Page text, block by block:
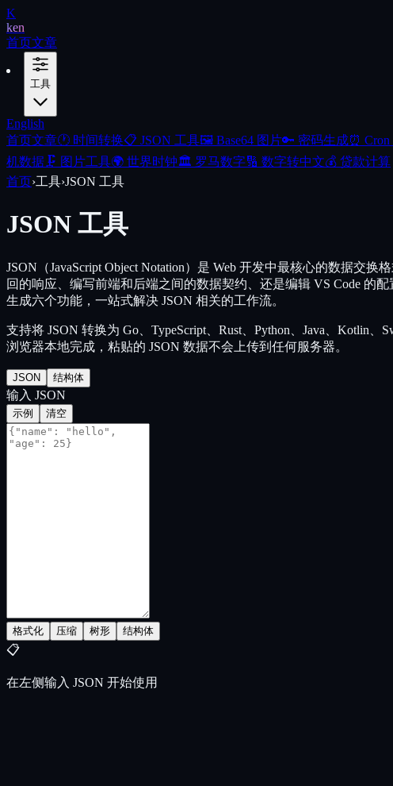
K
ken
首页文章
工具
English
首页文章🕐 时间转换📋 JSON 工具🖼️ Base64 图片🔑 密码生成⏰
机数据 🗜️ 图片工具🌍 世界时钟🏛️ 罗马数字🔢 数字转中文💰 贷款计算
首页›工具›JSON 工具
JSON 工具
JSON（JavaScript Object Notation）是 Web 开发中最核心的数据交
回的响应、编写前端和后端之间的数据契约、还是编辑 VS Code 的
生成六个功能，一站式解决 JSON 相关的工作流。
支持将 JSON 转换为 Go、TypeScript、Rust、Python、Java、Kotlin
浏览器本地完成，粘贴的 JSON 数据不会上传到任何服务器。
JSON 结构体
输入 JSON
示例 清空
格式化 压缩 树形 结构体
📋
在左侧输入 JSON 开始使用